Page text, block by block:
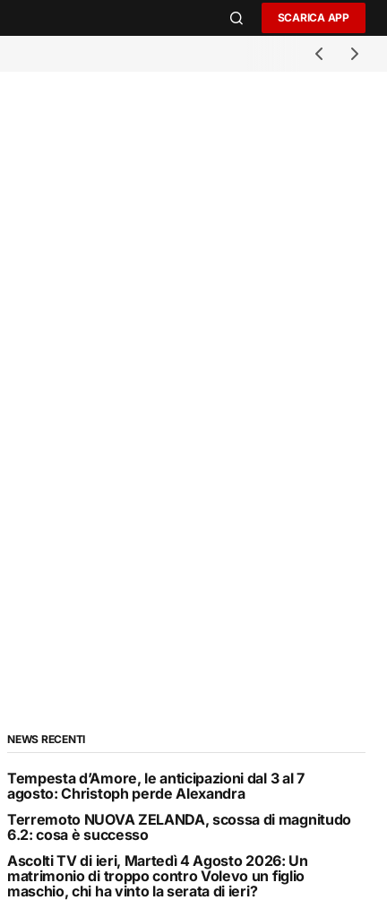
SCARICA APP
NEWS RECENTI
Tempesta d’Amore, le anticipazioni dal 3 al 7
agosto: Christoph perde Alexandra
Terremoto NUOVA ZELANDA, scossa di magnitudo
6.2: cosa è successo
Ascolti TV di ieri, Martedì 4 Agosto 2026: Un
matrimonio di troppo contro Volevo un figlio
maschio, chi ha vinto la serata di ieri?